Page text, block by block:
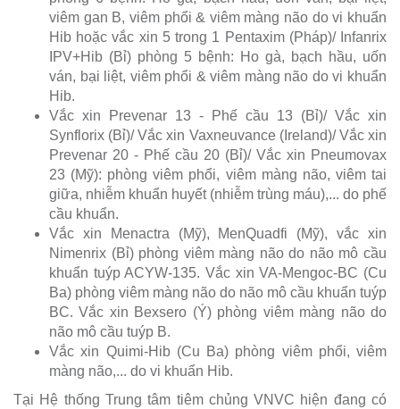
viêm gan B, viêm phổi & viêm màng não do vi khuẩn
Hib hoặc vắc xin 5 trong 1 Pentaxim (Pháp)/ Infanrix
IPV+Hib (Bỉ) phòng 5 bệnh: Ho gà, bạch hầu, uốn
ván, bại liệt, viêm phổi & viêm màng não do vi khuẩn
Hib.
Vắc xin Prevenar 13 - Phế cầu 13 (Bỉ)/ Vắc xin
Synflorix (Bỉ)/ Vắc xin Vaxneuvance (Ireland)/ Vắc xin
Prevenar 20 - Phế cầu 20 (Bỉ)/ Vắc xin Pneumovax
23 (Mỹ): phòng viêm phổi, viêm màng não, viêm tai
giữa, nhiễm khuẩn huyết (nhiễm trùng máu),... do phế
cầu khuẩn.
Vắc xin Menactra (Mỹ), MenQuadfi (Mỹ), vắc xin
Nimenrix (Bỉ) phòng viêm màng não do não mô cầu
khuẩn tuýp ACYW-135. Vắc xin VA-Mengoc-BC (Cu
Ba) phòng viêm màng não do não mô cầu khuẩn tuýp
BC. Vắc xin Bexsero (Ý) phòng viêm màng não do
não mô cầu tuýp B.
Vắc xin Quimi-Hib (Cu Ba) phòng viêm phổi, viêm
màng não,... do vi khuẩn Hib.
Tại Hệ thống Trung tâm tiêm chủng VNVC hiện đang có